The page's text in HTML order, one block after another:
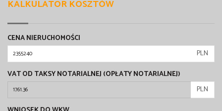
KALKULATOR KOSZTÓW
CENA NIERUCHOMOŚCI
PLN
VAT OD TAKSY NOTARIALNEJ (OPŁATY NOTARIALNEJ)
PLN